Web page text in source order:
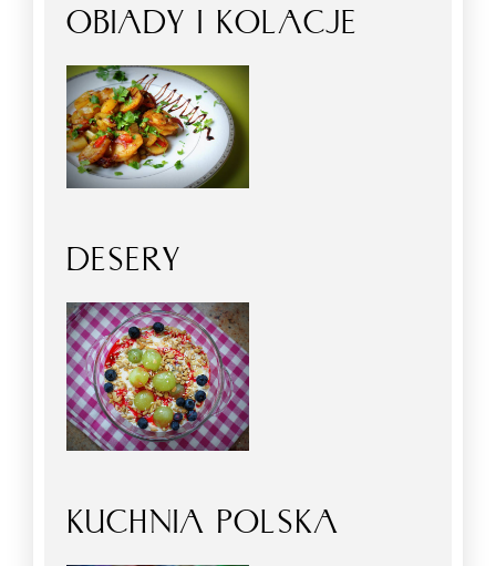
OBIADY I KOLACJE
DESERY
KUCHNIA POLSKA